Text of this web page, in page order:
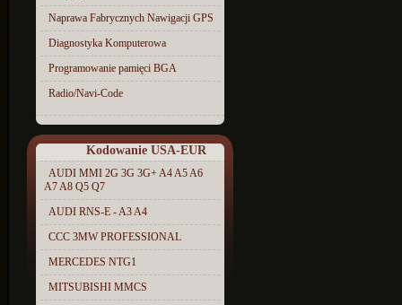
Naprawa Fabrycznych Nawigacji GPS
Diagnostyka Komputerowa
Programowanie pamięci BGA
Radio/Navi-Code
Kodowanie USA-EUR
AUDI MMI 2G 3G 3G+ A4 A5 A6
A7 A8 Q5 Q7
AUDI RNS-E - A3 A4
CCC 3MW PROFESSIONAL
MERCEDES NTG1
MITSUBISHI MMCS